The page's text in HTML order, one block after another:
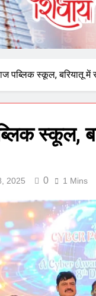
पब्लिक स्कूल, बरियातू में
स्कूल,
2025 0 1 Mins